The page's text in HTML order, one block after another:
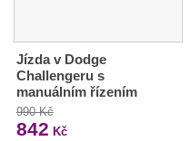
Jízda v Dodge
Challengeru s
manuálním řízením
990 Kč
842 Kč